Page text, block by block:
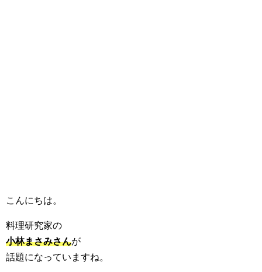
こんにちは。
料理研究家の
小林まさみさんが
話題になっていますね。